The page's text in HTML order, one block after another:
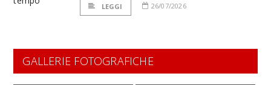
LEGGI 26/07/2026
GALLERIE FOTOGRAFICHE